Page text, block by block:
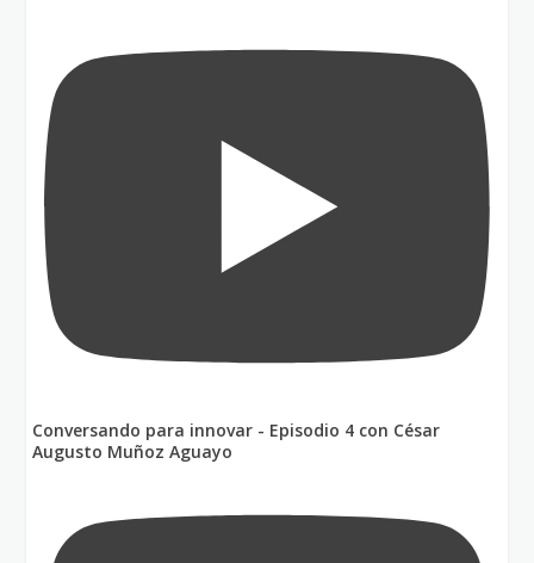
Conversando para innovar - Episodio 4 con César
Augusto Muñoz Aguayo